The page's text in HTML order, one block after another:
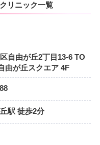
リニック一覧
自由が丘2丁目13-6 TO
由が丘スクエア 4F
駅 徒歩2分